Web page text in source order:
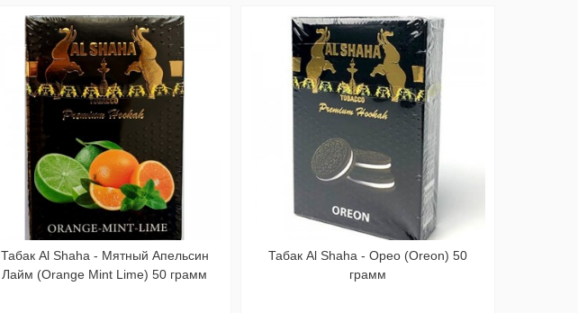
Табак Al Shaha - Мятный Апельсин
Лайм (Orange Mint Lime) 50 грамм
Табак Al Shaha - Орео (Oreon) 50
грамм